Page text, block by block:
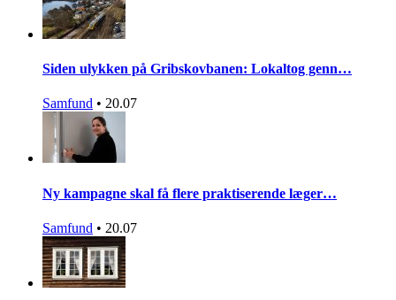
Siden ulykken på Gribskovbanen: Lokaltog genn…
Samfund • 20.07
Ny kampagne skal få flere praktiserende læger…
Samfund • 20.07